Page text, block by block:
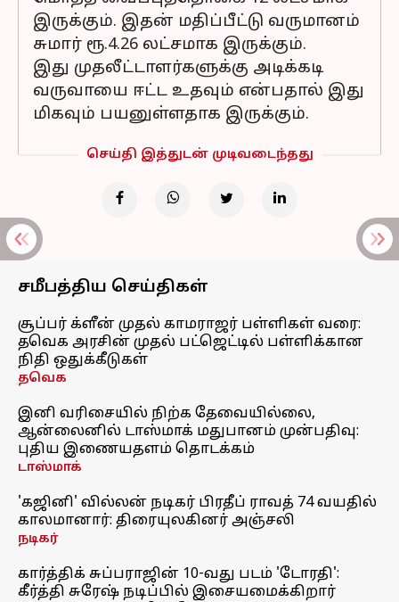
இருக்கும். இதன் மதிப்பீட்டு வருமானம்
சுமார் ரூ.4.26 லட்சமாக இருக்கும்.
இது முதலீட்டாளர்களுக்கு அடிக்கடி
வருவாயை ஈட்ட உதவும் என்பதால் இது
மிகவும் பயனுள்ளதாக இருக்கும்.
செய்தி இத்துடன் முடிவடைந்தது
சமீபத்திய செய்திகள்
சூப்பர் க்ளீன் முதல் காமராஜர் பள்ளிகள் வரை:
தவெக அரசின் முதல் பட்ஜெட்டில் பள்ளிக்கான
நிதி ஒதுக்கீடுகள்
தவெக
இனி வரிசையில் நிற்க தேவையில்லை,
ஆன்லைனில் டாஸ்மாக் மதுபானம் முன்பதிவு:
புதிய இணையதளம் தொடக்கம்
டாஸ்மாக்
'கஜினி' வில்லன் நடிகர் பிரதீப் ராவத் 74 வயதில்
காலமானார்: திரையுலகினர் அஞ்சலி
நடிகர்
கார்த்திக் சுப்பராஜின் 10-வது படம் 'டோரதி':
கீர்த்தி சுரேஷ் நடிப்பில் இசையமைக்கிறார்